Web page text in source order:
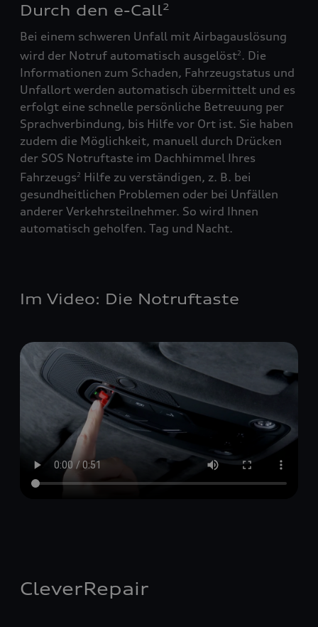
Durch den e-Call2
Bei einem schweren Unfall mit Airbagauslösung
wird der Notruf automatisch ausgelöst2 . Die
Informationen zum Schaden, Fahrzeugstatus und
Unfallort werden automatisch übermittelt und es
erfolgt eine schnelle persönliche Betreuung per
Sprachverbindung, bis Hilfe vor Ort ist. Sie haben
zudem die Möglichkeit, manuell durch Drücken
der SOS Notruftaste im Dachhimmel Ihres
Fahrzeugs2 Hilfe zu verständigen, z. B. bei
gesundheitlichen Problemen oder bei Unfällen
anderer Verkehrsteilnehmer. So wird Ihnen
automatisch geholfen. Tag und Nacht.
Im Video: Die Notruftaste
CleverRepair